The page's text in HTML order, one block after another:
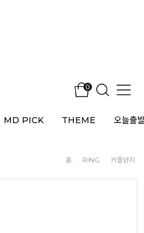
0
MD PICK THEME 오늘출
홈 · RING · 커플반지